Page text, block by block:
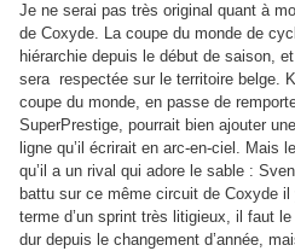
Je ne serai pas très original quant à
de Coxyde. La coupe du monde de
hiérarchie depuis le début de saison,
sera respectée sur le territoire belge.
coupe du monde, en passe de
SuperPrestige, pourrait bien ajouter
ligne qu’il écrirait en arc-en-ciel. Mais
qu’il a un rival qui adore le sable :
battu sur ce même circuit de Coxyde
terme d’un sprint très litigieux, il faut
dur depuis le changement d’année,